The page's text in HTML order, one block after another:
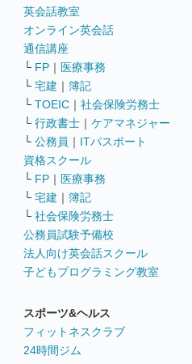
英会話教室
オンライン英会話
通信講座
└ FP ｜ 医療事務
└ 宅建 ｜ 簿記
└ TOEIC ｜ 社会保険労務士
└ 行政書士 ｜ ケアマネジャー
└ 公務員 ｜ ITパスポート
資格スクール
└ FP ｜ 医療事務
└ 宅建 ｜ 簿記
└ 社会保険労務士
公務員試験予備校
法人向け英会話スクール
子どもプログラミング教室
スポーツ&ヘルス
フィットネスクラブ
24時間ジム